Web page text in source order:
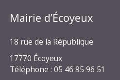
Mairie d’Écoyeux
18 rue de la République
17770 Écoyeux
Téléphone : 05 46 95 96 51